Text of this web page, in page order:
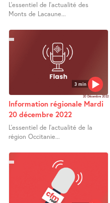
L’essentiel de l’actualité des
Monts de Lacaune...
3 min
20 Décembre 2022
Information régionale Mardi
20 décembre 2022
L’essentiel de l’actualité de la
région Occitanie...